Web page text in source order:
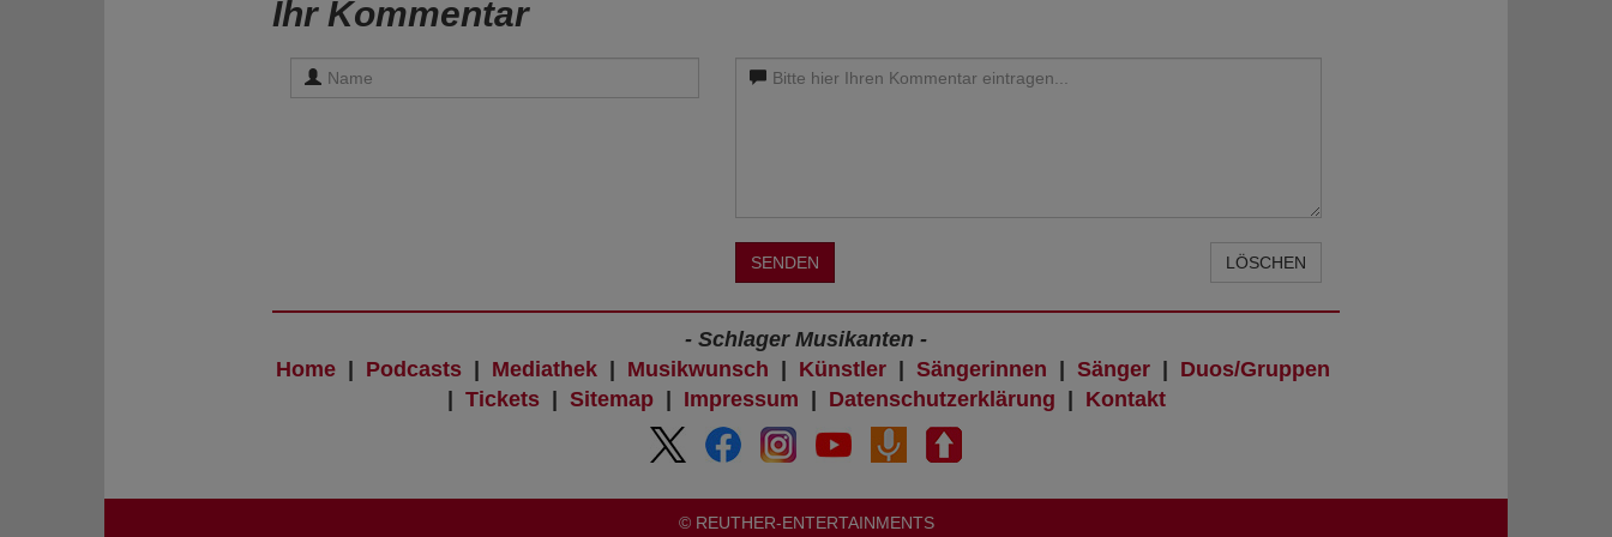
Ihr Kommentar
SENDEN LÖSCHEN
- Schlager Musikanten -
Home
Podcasts Mediathek Musikwunsch Künstler Sängerinnen Sänger
Duos/Gruppen
Tickets| Sitemap| Impressum Datenschutzerklärung Kontakt
© REUTHER-ENTERTAINMENTS